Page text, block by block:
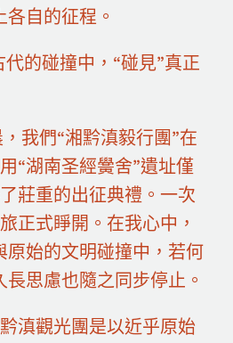
自的征程。
的碰撞中，“碰見”真正
我們“湘黔滇毅行團”在
“湖南圣經黌舍”遺址僅
莊重的出征典禮。一次
正式睜開。在我心中，
原始的文明碰撞中，若何
思慮也隨之同步停止。
滇觀光團是以近乎原始